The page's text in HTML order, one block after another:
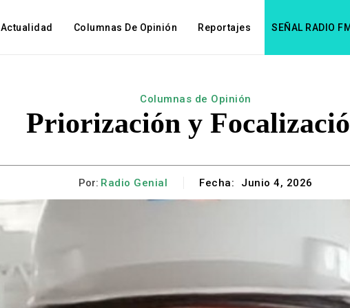
Actualidad Columnas De Opinión Reportajes SEÑAL RADIO
Columnas de Opinión
Priorización y
Por: Radio Genial Fecha: Junio 4, 2026